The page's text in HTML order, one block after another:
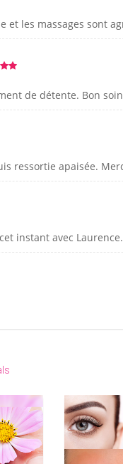
et les massages sont
de détente. Bon
ressortie apaisée.
instant avec